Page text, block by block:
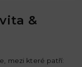
&
mezi které patří: